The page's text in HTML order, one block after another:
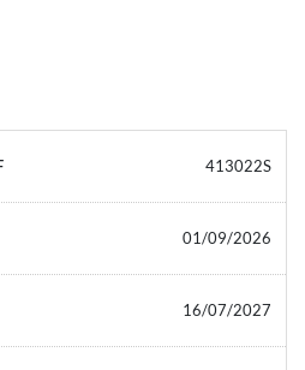
413022S
01/09/2026
16/07/2027